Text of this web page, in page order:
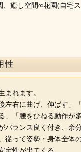
、癒し空間∞花園(自宅
性
まれます。
左右に曲げ、伸ばす」
」「腰をひねる動作が
バランス良く付き、余
従って姿勢・身体全体
定性が出てくる。